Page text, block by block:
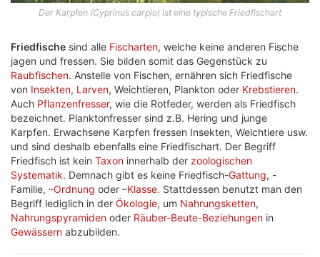
Der Karpfen (Cyprinus carpio) ist eine typische Friedfischart
Friedfische sind alle Fischarten, welche keine anderen Fische
jagen und fressen. Sie bilden somit das Gegenstück zu
Raubfischen. Anstelle von Fischen, ernähren sich Friedfische
von Insekten, Larven, Weichtieren, Plankton oder Krebstieren.
Auch Pflanzenfresser, wie die Rotfeder, werden als Friedfisch
bezeichnet. Planktonfresser sind z.B. Hering und junge
Karpfen. Erwachsene Karpfen fressen Insekten, Weichtiere usw.
und sind deshalb ebenfalls eine Friedfischart. Der Begriff
Friedfisch ist kein Taxon innerhalb der zoologischen
Systematik. Demnach gibt es keine Friedfisch-Gattung, -
Familie, –Ordnung oder –Klasse. Stattdessen benutzt man den
Begriff lediglich in der Ökologie, um Nahrungsketten,
Nahrungspyramiden oder Räuber-Beute-Beziehungen in
Gewässern abzubilden.